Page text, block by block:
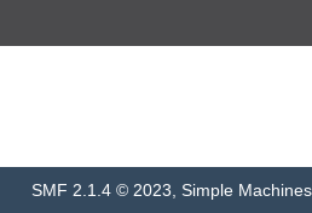
SMF 2.1.4 © 2023, Simple Machines